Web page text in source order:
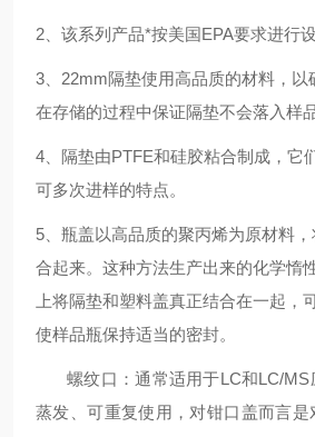
2、该系列产品*按美国EPA要求进行
3、22mm隔垫使用高品质的材料，以
在存储的过程中保证隔垫不会落入样品
4、隔垫由PTFE和硅胶粘合制成，它
可多次进样的特点。
5、瓶盖以高品质的聚丙烯为原材料
合起来。这种方法生产出来的化学惰
上将隔垫和塑料盖真正结合在一起，
使样品瓶保持适当的密封。
螺纹口：通常适用于LC和LC/MS
蒸发、可重复使用，对钳口盖而言